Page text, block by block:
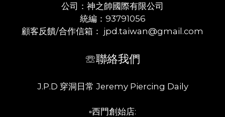
公司：神之帥國際有限公司
統編：93791056
顧客反饋/合作信箱： jpd.taiwan@gmail.com
☏聯絡我們
J.P.D 穿洞日常 Jeremy Piercing Daily
▫️西門創始店: